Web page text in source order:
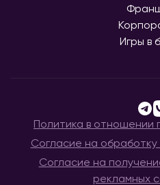
Игры в
Политика в отношении
Согласие на
Согласие на
рекламных